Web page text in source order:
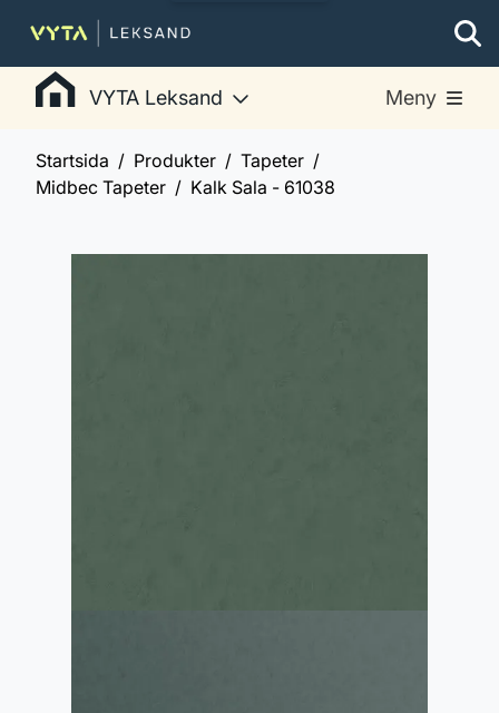
VYTA Leksand Meny
Startsida Produkter
Tapeter
Midbec Tapeter
Kalk Sala - 61038